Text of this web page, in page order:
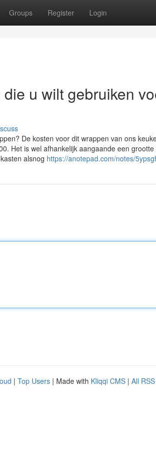
Groups Register Login
u wilt gebruiken
De kosten voor dit wrappen van ons
Het is wel afhankelijk aangaande een
alsnog https://anotepad.com/notes/
| Top Users | Made with Kliqqi CMS | All